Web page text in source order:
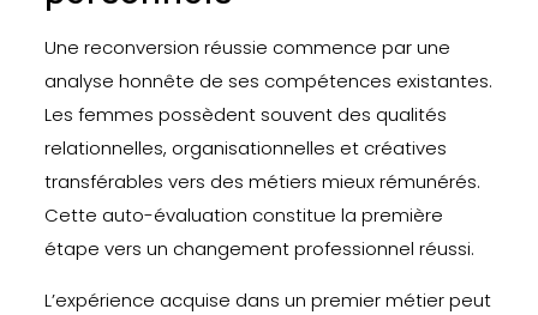
Une reconversion réussie commence par une
analyse honnête de ses compétences existantes.
Les femmes possèdent souvent des qualités
relationnelles, organisationnelles et créatives
transférables vers des métiers mieux rémunérés.
Cette auto-évaluation constitue la première
étape vers un changement professionnel réussi.
L’expérience acquise dans un premier métier peut